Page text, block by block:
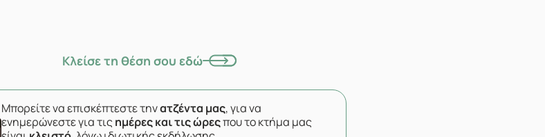
Κλείσε τη θέση σου εδώ
Μπορείτε να επισκέπτεστε τηνατζέντα μας, για να
ενημερώνεστε για τιςημέρες και τις ώρεςπου το κτήμα μας